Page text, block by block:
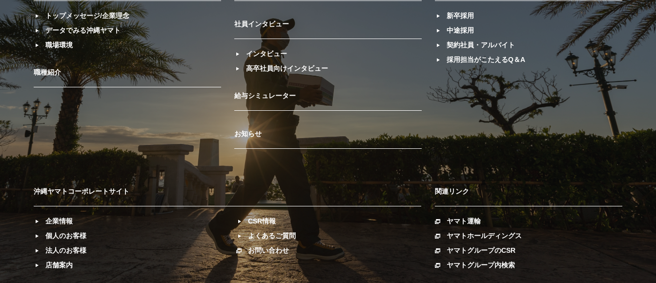
トップメッセージ/企業理念
データでみる沖縄ヤマト
職場環境
職種紹介
社員インタビュー
インタビュー
高卒社員向けインタビュー
給与シミュレーター
お知らせ
新卒採用
中途採用
契約社員・アルバイト
採用担当がこたえるQ＆A
沖縄ヤマトコーポレートサイト
企業情報
個人のお客様
法人のお客様
店舗案内
CSR情報
よくあるご質問
お問い合わせ
関連リンク
ヤマト運輸
ヤマトホールディングス
ヤマトグループのCSR
ヤマトグループ内検索